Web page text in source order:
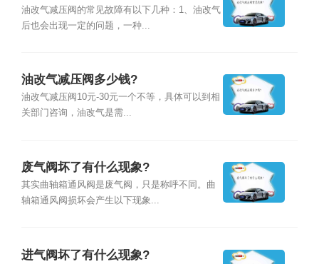
油改气减压阀的常见故障有以下几种：1、油改气
后也会出现一定的问题，一种...
油改气减压阀多少钱?
油改气减压阀10元-30元一个不等，具体可以到相
关部门咨询，油改气是需...
废气阀坏了有什么现象?
其实曲轴箱通风阀是废气阀，只是称呼不同。曲
轴箱通风阀损坏会产生以下现象...
进气阀坏了有什么现象?